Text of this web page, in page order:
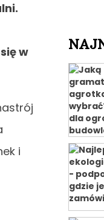
w
i